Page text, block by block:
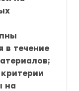
в течение
на